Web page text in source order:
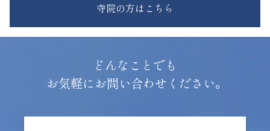
寺院の方はこちら
どんなことでも
お気軽にお問い合わせください。